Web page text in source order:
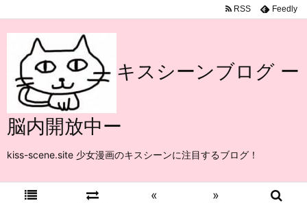
キスシーンブログ ー
脳内開放中ー
kiss-scene.site 少女漫画のキスシーンに注目するブログ！
« »
RSS Feedly